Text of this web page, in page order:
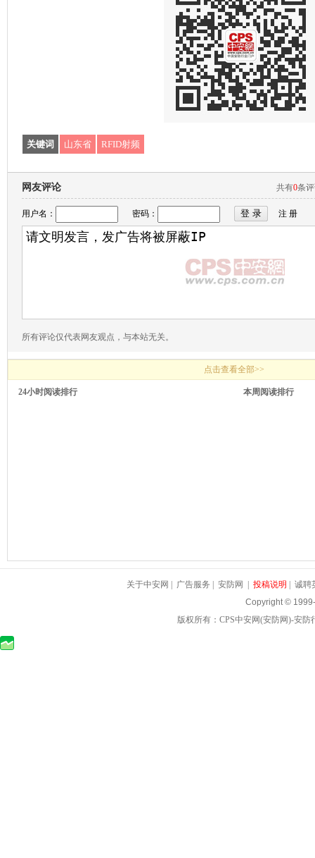
关键词 山东省 RFID射频
网友评论 共有0条
用户名： 密码： 注 册
所有评论仅代表网友观点，与本站无关。
点击查看全部>>
24小时阅读排行 本周阅读排行
关于中安网 广告服务 安防网 投稿说明
诚聘
Copyright © 1999-
版权所有： CPS中安网(安防网)-安防